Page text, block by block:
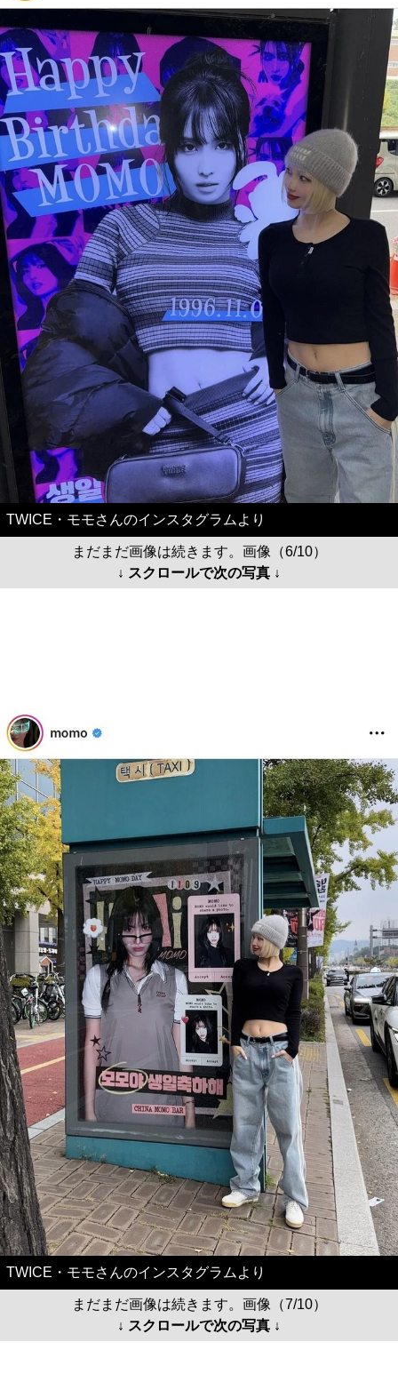
TWICE・モモさんのインスタグラムより
まだまだ画像は続きます。画像（6/10）
↓ スクロールで次の写真 ↓
TWICE・モモさんのインスタグラムより
まだまだ画像は続きます。画像（7/10）
↓ スクロールで次の写真 ↓